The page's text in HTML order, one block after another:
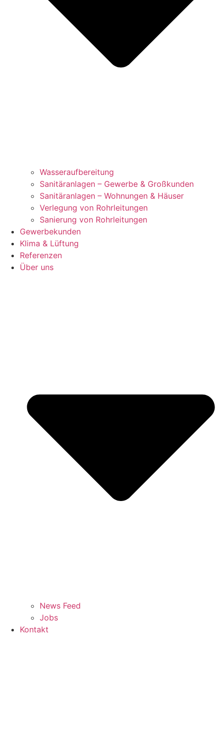
Wasseraufbereitung
Sanitäranlagen – Gewerbe & Großkunden
Sanitäranlagen – Wohnungen & Häuser
Verlegung von Rohrleitungen
Sanierung von Rohrleitungen
Gewerbekunden
Klima & Lüftung
Referenzen
Über uns
News Feed
Jobs
Kontakt